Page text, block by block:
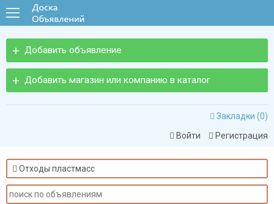
Добавить объявление
Добавить магазин или компанию в каталог
 Закладки (0)
 Войти  Регистрация
 Отходы пластмасс